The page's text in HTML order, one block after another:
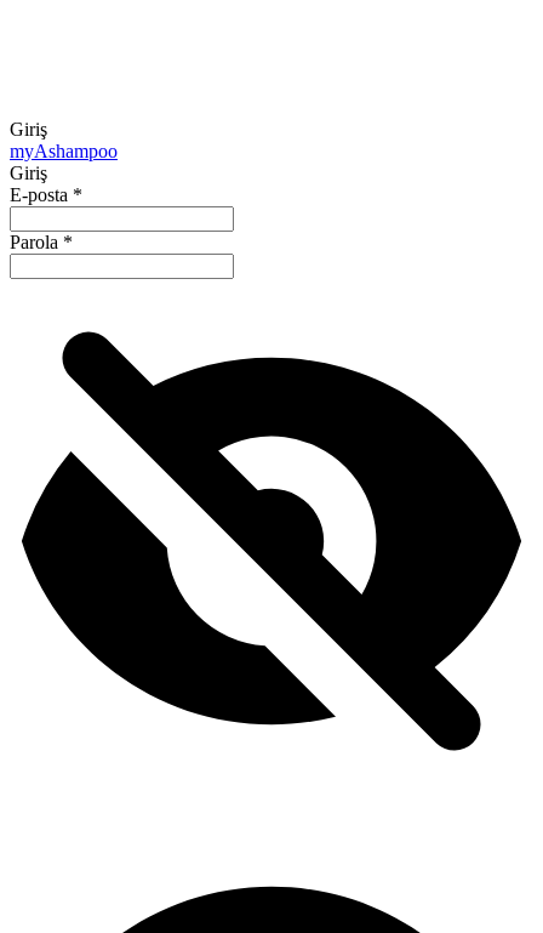
Giriş
myAshampoo
Giriş
E-posta *
Parola *